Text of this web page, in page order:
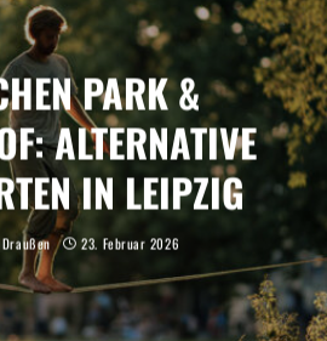
PARK &
ALTERNATIVE
IN LEIPZIG
23. Februar 2026